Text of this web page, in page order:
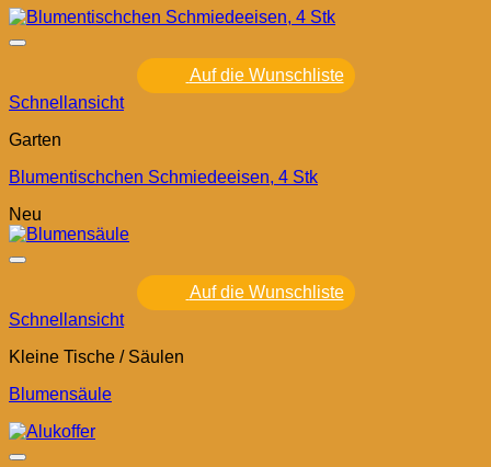
Auf die Wunschliste
Schnellansicht
Garten
Blumentischchen Schmiedeeisen, 4 Stk
Neu
Auf die Wunschliste
Schnellansicht
Kleine Tische / Säulen
Blumensäule